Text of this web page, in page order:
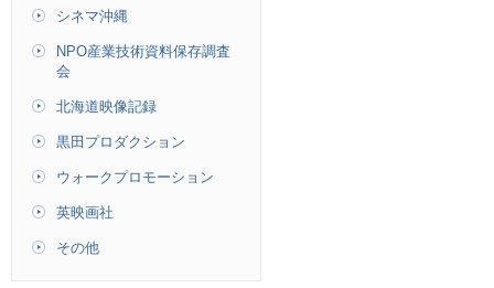
シネマ沖縄
NPO産業技術資料保存調査
会
北海道映像記録
黒田プロダクション
ウォークプロモーション
英映画社
その他